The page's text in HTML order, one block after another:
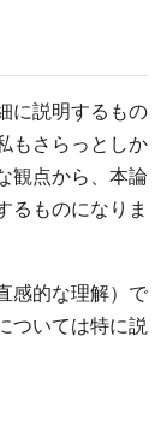
に説明するもの
もさらっとしか
観点から、本論
るものになりま
感的な理解）で
ついては特に説